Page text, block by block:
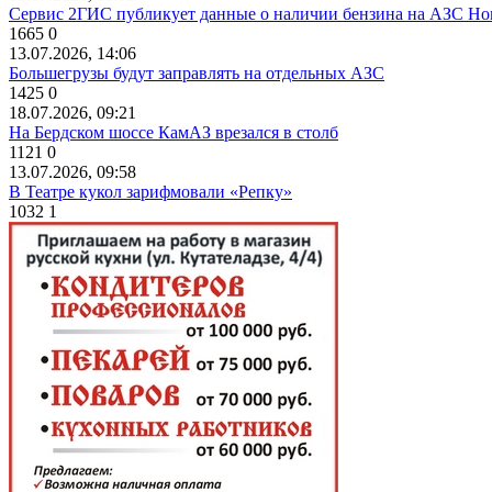
Сервис 2ГИС публикует данные о наличии бензина на АЗС
1665 0
13.07.2026, 14:06
Большегрузы будут заправлять на отдельных АЗС
1425 0
18.07.2026, 09:21
На Бердском шоссе КамАЗ врезался в столб
1121 0
13.07.2026, 09:58
В Театре кукол зарифмовали «Репку»
1032 1